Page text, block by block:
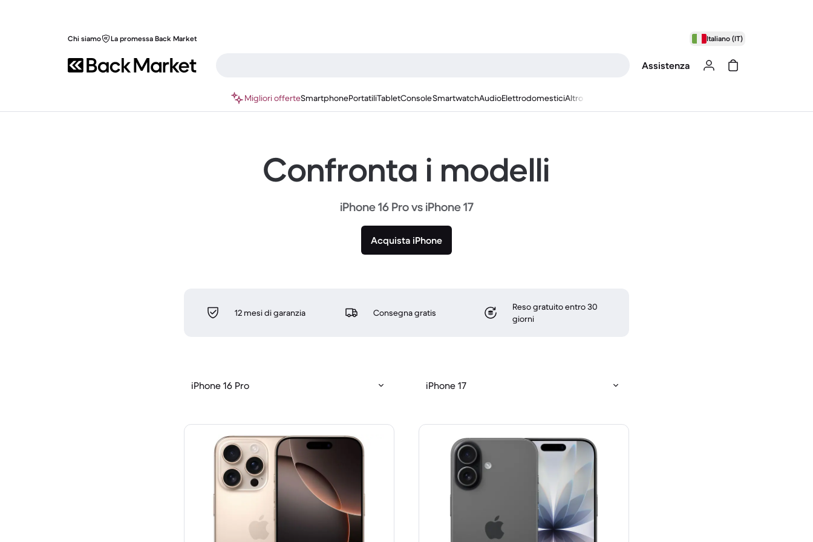
Chi siamo La promessa Back Market Italiano (IT)
Assistenza
Migliori offerteSmartphonePortatiliTabletConsoleSmartwatchAudioElettrodomesticiAltro
Confronta i modelli
iPhone 16 Pro vs iPhone 17
Acquista iPhone
12 mesi di garanzia Consegna gratis
Reso gratuito entro 30
giorni
iPhone 16 Pro iPhone 17